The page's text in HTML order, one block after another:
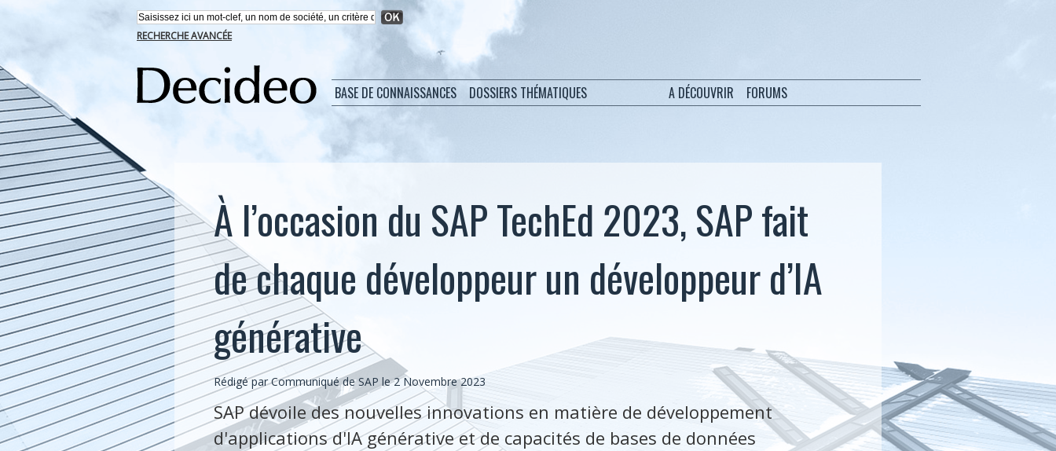
RECHERCHE AVANCÉE
BASE DE CONNAISSANCES DOSSIERS THÉMATIQUES A DÉCOUVRIR FORUMS
À l’occasion du SAP TechEd 2023, SAP fait
de chaque développeur un développeur d’IA
générative
Rédigé par Communiqué de SAP le 2 Novembre 2023
SAP dévoile des nouvelles innovations en matière de développement
d'applications d'IA générative et de capacités de bases de données